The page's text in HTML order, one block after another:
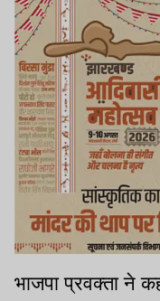
भाजपा प्रवक्ता ने